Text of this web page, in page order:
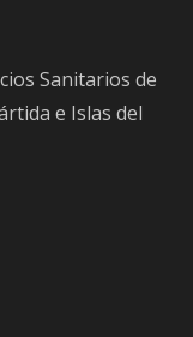
Sanitarios de
e Islas del